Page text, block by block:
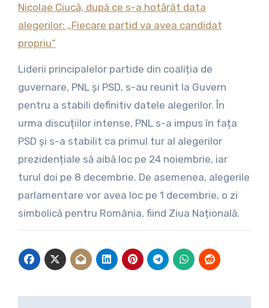
Nicolae Ciucă, după ce s-a hotărât data
alegerilor: „Fiecare partid va avea candidat
propriu”
Liderii principalelor partide din coaliția de
guvernare, PNL și PSD, s-au reunit la Guvern
pentru a stabili definitiv datele alegerilor. În
urma discuțiilor intense, PNL s-a impus în fața
PSD și s-a stabilit ca primul tur al alegerilor
prezidențiale să aibă loc pe 24 noiembrie, iar
turul doi pe 8 decembrie. De asemenea, alegerile
parlamentare vor avea loc pe 1 decembrie, o zi
simbolică pentru România, fiind Ziua Națională.